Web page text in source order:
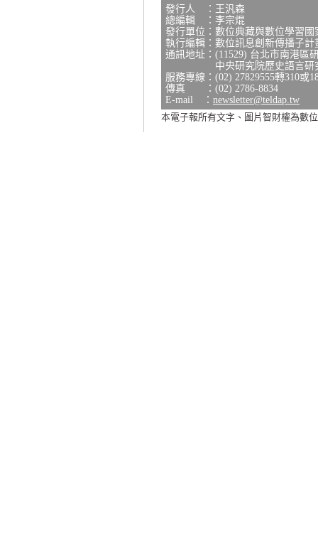
發行人 ：王汎森
總編輯 ：李宗焜
發行單位：數位典藏與數位學習
執行編輯：數位訊息創新傳播子計
通訊地址：(11529) 台北市南港區
中央研究院歷史語言研究
服務專線：(02) 27829555轉310或
傳真 ：(02) 2786-8834
E-mail ： newsletter@teldap.tw
本電子報所有文字、圖片智財權為數